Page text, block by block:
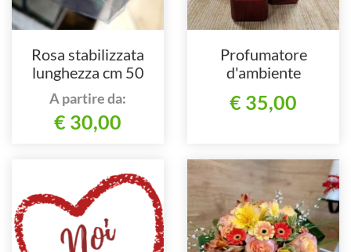
Rosa stabilizzata
lunghezza cm 50
A partire da:
€ 30,00
Profumatore
d'ambiente
€ 35,00